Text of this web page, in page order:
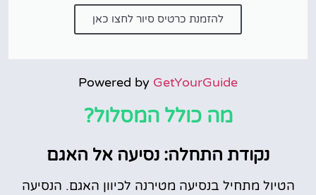
להזמנת כרטיס סיור לחצו כאן
Powered by GetYourGuide
מה כולל המסלול?
נקודת התחלה: נסיעה אל האגם
הטיול מתחיל בנסיעה מטירנה לכיוון האגם. הנסיעה